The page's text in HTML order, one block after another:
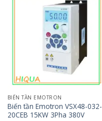
BIẾN TẦN EMOTRON
Biến tần Emotron VSX48-032-
20CEB 15KW 3Pha 380V